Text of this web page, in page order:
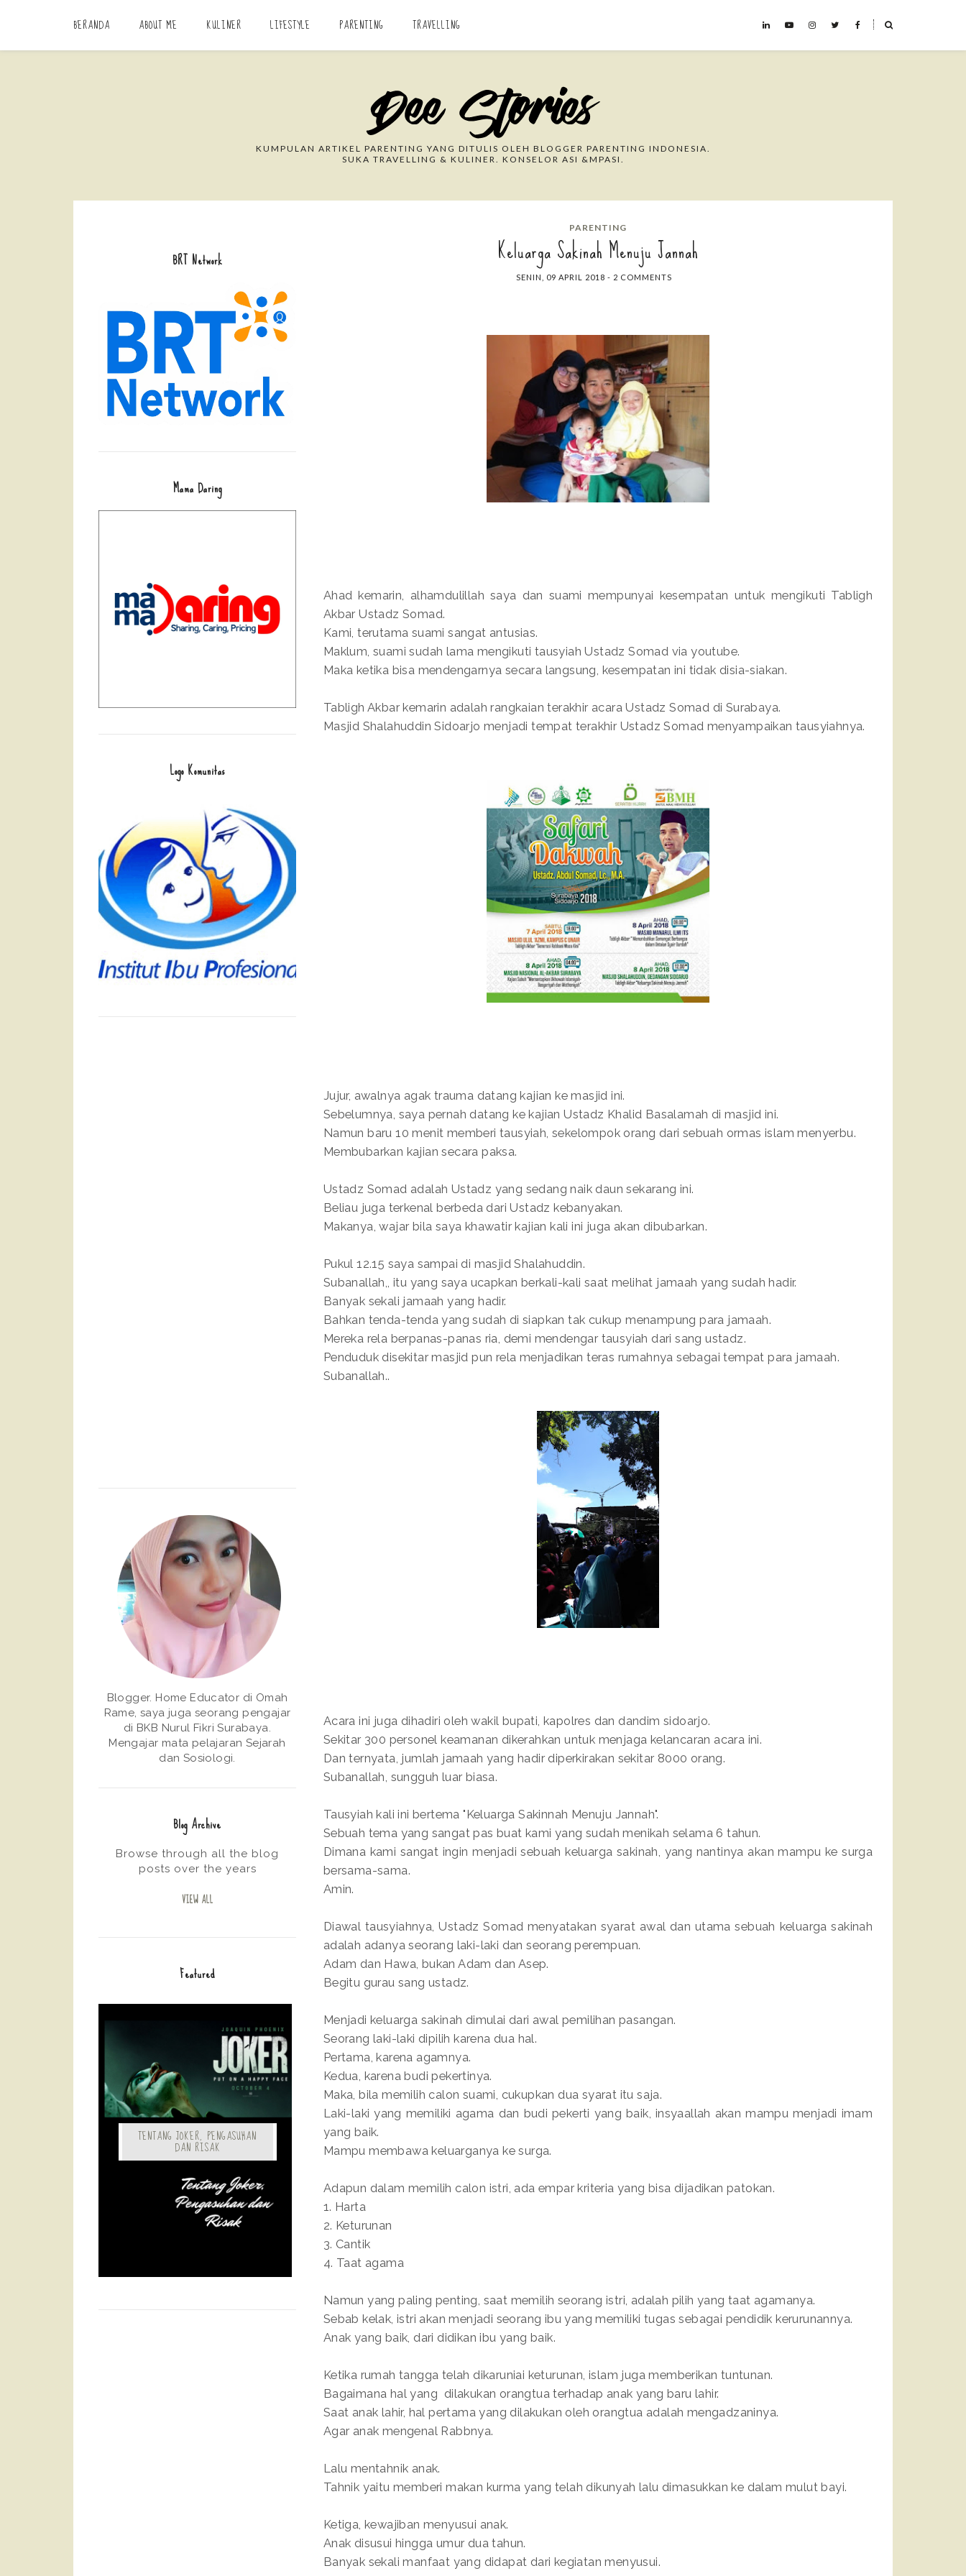
BERANDA ABOUT ME KULINER LIFESTYLE PARENTING TRAVELLING ˟
Search This Blog
KUMPULAN ARTIKEL PARENTING YANG DITULIS OLEH BLOGGER PARENTING INDONESIA.
SUKA TRAVELLING & KULINER. KONSELOR ASI &MPASI.
PARENTING
Keluarga Sakinah Menuju Jannah
SENIN, 09 APRIL 2018 - 2 COMMENTS
Ahad kemarin, alhamdulillah saya dan suami mempunyai kesempatan untuk mengikuti Tabligh
Akbar Ustadz Somad.
Kami, terutama suami sangat antusias.
Maklum, suami sudah lama mengikuti tausyiah Ustadz Somad via youtube.
Maka ketika bisa mendengarnya secara langsung, kesempatan ini tidak disia-siakan.
Tabligh Akbar kemarin adalah rangkaian terakhir acara Ustadz Somad di Surabaya.
Masjid Shalahuddin Sidoarjo menjadi tempat terakhir Ustadz Somad menyampaikan tausyiahnya.
Jujur, awalnya agak trauma datang kajian ke masjid ini.
Sebelumnya, saya pernah datang ke kajian Ustadz Khalid Basalamah di masjid ini.
Namun baru 10 menit memberi tausyiah, sekelompok orang dari sebuah ormas islam menyerbu.
Membubarkan kajian secara paksa.
Ustadz Somad adalah Ustadz yang sedang naik daun sekarang ini.
Beliau juga terkenal berbeda dari Ustadz kebanyakan.
Makanya, wajar bila saya khawatir kajian kali ini juga akan dibubarkan.
Pukul 12.15 saya sampai di masjid Shalahuddin.
Subanallah,, itu yang saya ucapkan berkali-kali saat melihat jamaah yang sudah hadir.
Banyak sekali jamaah yang hadir.
Bahkan tenda-tenda yang sudah di siapkan tak cukup menampung para jamaah.
Mereka rela berpanas-panas ria, demi mendengar tausyiah dari sang ustadz.
Penduduk disekitar masjid pun rela menjadikan teras rumahnya sebagai tempat para jamaah.
Subanallah..
Acara ini juga dihadiri oleh wakil bupati, kapolres dan dandim sidoarjo.
Sekitar 300 personel keamanan dikerahkan untuk menjaga kelancaran acara ini.
Dan ternyata, jumlah jamaah yang hadir diperkirakan sekitar 8000 orang.
Subanallah, sungguh luar biasa.
Tausyiah kali ini bertema "Keluarga Sakinnah Menuju Jannah".
Sebuah tema yang sangat pas buat kami yang sudah menikah selama 6 tahun.
Dimana kami sangat ingin menjadi sebuah keluarga sakinah, yang nantinya akan mampu ke surga
bersama-sama.
Amin.
Diawal tausyiahnya, Ustadz Somad menyatakan syarat awal dan utama sebuah keluarga sakinah
adalah adanya seorang laki-laki dan seorang perempuan.
Adam dan Hawa, bukan Adam dan Asep.
Begitu gurau sang ustadz.
Menjadi keluarga sakinah dimulai dari awal pemilihan pasangan.
Seorang laki-laki dipilih karena dua hal.
Pertama, karena agamnya.
Kedua, karena budi pekertinya.
Maka, bila memilih calon suami, cukupkan dua syarat itu saja.
Laki-laki yang memiliki agama dan budi pekerti yang baik, insyaallah akan mampu menjadi imam
yang baik.
Mampu membawa keluarganya ke surga.
Adapun dalam memilih calon istri, ada empar kriteria yang bisa dijadikan patokan.
1. Harta
2. Keturunan
3. Cantik
4. Taat agama
Namun yang paling penting, saat memilih seorang istri, adalah pilih yang taat agamanya.
Sebab kelak, istri akan menjadi seorang ibu yang memiliki tugas sebagai pendidik kerurunannya.
Anak yang baik, dari didikan ibu yang baik.
Ketika rumah tangga telah dikaruniai keturunan, islam juga memberikan tuntunan.
Bagaimana hal yang dilakukan orangtua terhadap anak yang baru lahir.
Saat anak lahir, hal pertama yang dilakukan oleh orangtua adalah mengadzaninya.
Agar anak mengenal Rabbnya.
Lalu mentahnik anak.
Tahnik yaitu memberi makan kurma yang telah dikunyah lalu dimasukkan ke dalam mulut bayi.
Ketiga, kewajiban menyusui anak.
Anak disusui hingga umur dua tahun.
Banyak sekali manfaat yang didapat dari kegiatan menyusui.
BRT Network
Mama Daring
Logo Komunitas
Blogger. Home Educator di Omah
Rame, saya juga seorang pengajar
di BKB Nurul Fikri Surabaya.
Mengajar mata pelajaran Sejarah
dan Sosiologi.
Blog Archive
Browse through all the blog
posts over the years
VIEW ALL
Featured
TENTANG JOKER, PENGASUHAN
DAN RISAK